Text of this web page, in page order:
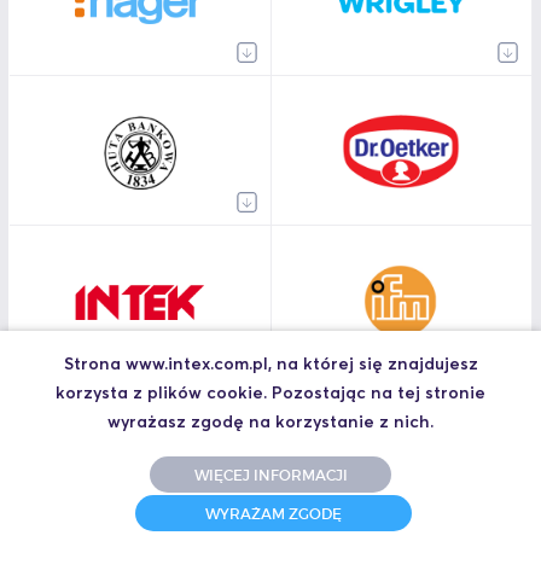
Strona www.intex.com.pl, na której się znajdujesz
korzysta z plików cookie. Pozostając na tej stronie
wyrażasz zgodę na korzystanie z nich.
WIĘCEJ INFORMACJI
WYRAŻAM ZGODĘ